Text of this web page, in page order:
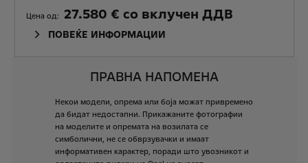
Цена од: 27.580 € со вклучен ДДВ
ПОВЕЌЕ ИНФОРМАЦИИ
ПРАВНА НАПОМЕНА
Некои модели, опрема или боја можат привремено
да бидат недостапни. Прикажаните фотографии
на моделите и опремата на возилата се
симболични, не се обврзувачки и имаат
информативен карактер, поради што увозникот и